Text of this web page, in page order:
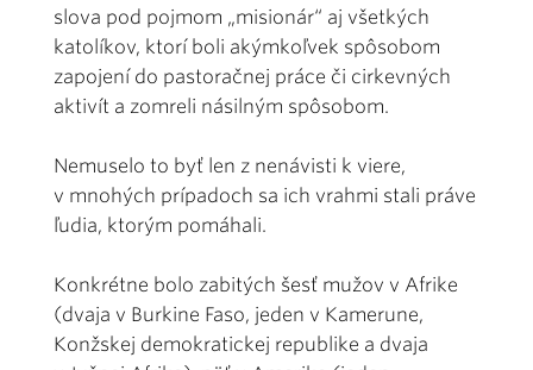
slova pod pojmom „misionár“ aj všetkých
katolíkov, ktorí boli akýmkoľvek spôsobom
zapojení do pastoračnej práce či cirkevných
aktivít a zomreli násilným spôsobom.
Nemuselo to byť len z nenávisti k viere,
v mnohých prípadoch sa ich vrahmi stali práve
ľudia, ktorým pomáhali.
Konkrétne bolo zabitých šesť mužov v Afrike
(dvaja v Burkine Faso, jeden v Kamerune,
Konžskej demokratickej republike a dvaja